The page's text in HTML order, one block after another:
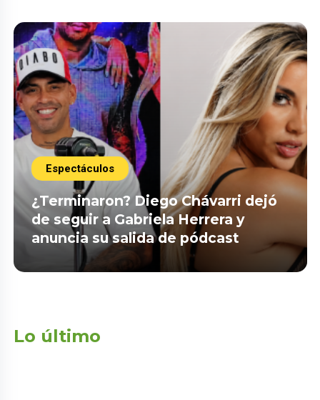
Espectáculos
¿Terminaron? Diego Chávarri dejó
de seguir a Gabriela Herrera y
anuncia su salida de pódcast
Lo último